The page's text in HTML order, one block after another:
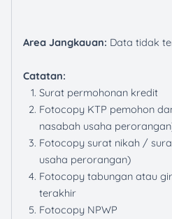
Area Jangkauan: Data tidak
Catatan:
Surat permohonan kredit
Fotocopy KTP pemohon
nasabah usaha
Fotocopy surat nikah /
usaha perorangan)
Fotocopy tabungan atau
terakhir
Fotocopy NPWP